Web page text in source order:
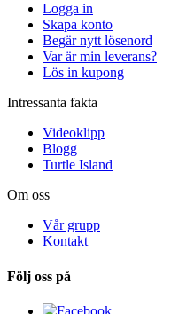
Logga in
Skapa konto
Begär nytt lösenord
Var är min leverans?
Lös in kupong
Intressanta fakta
Videoklipp
Blogg
Turtle Island
Om oss
Vår grupp
Kontakt
Följ oss på